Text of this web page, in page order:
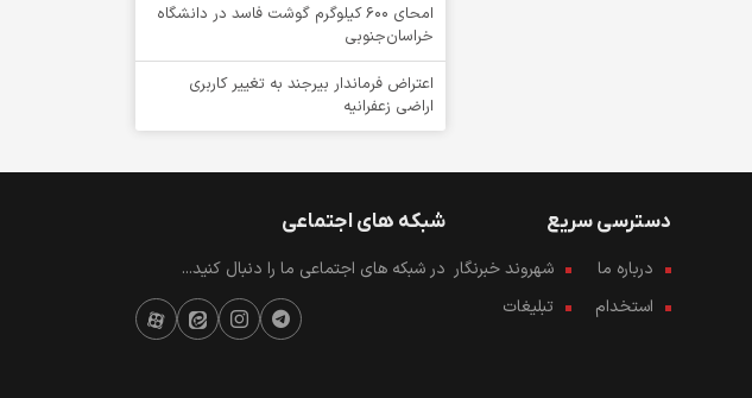
امحای ۶۰۰ کیلوگرم گوشت فاسد در دانشگاه
خراسان‌جنوبی
اعتراض فرماندار بیرجند به تغییر کاربری
اراضی زعفرانیه
دسترسی سریع
درباره ما
شهروند خبرنگار
استخدام
تبلیغات
شبکه های اجتماعی
در شبکه های اجتماعی ما را دنبال کنید...